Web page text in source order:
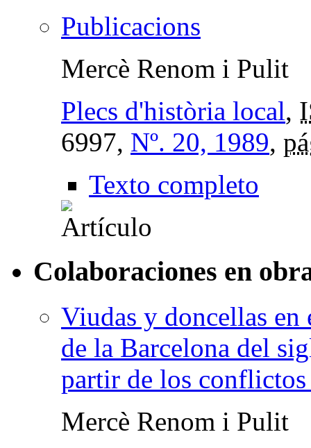
Publicacions
Mercè Renom i Pulit
Plecs d'història local,
6997, Nº. 20, 1989,
Texto completo
Colaboraciones en
Viudas y doncellas
de la Barcelona del
partir de los
Mercè Renom i Pulit